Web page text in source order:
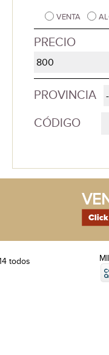
VENTA
PRECIO
PROVINCIA
CÓDIGO
todos